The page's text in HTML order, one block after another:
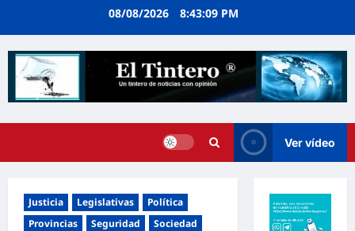
08/08/2026 8:43:09 PM
Ver vídeo
Justicia Legislativas
Política
Provincias
Seguridad Sociedad